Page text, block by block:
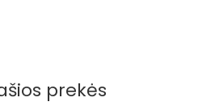
prekės